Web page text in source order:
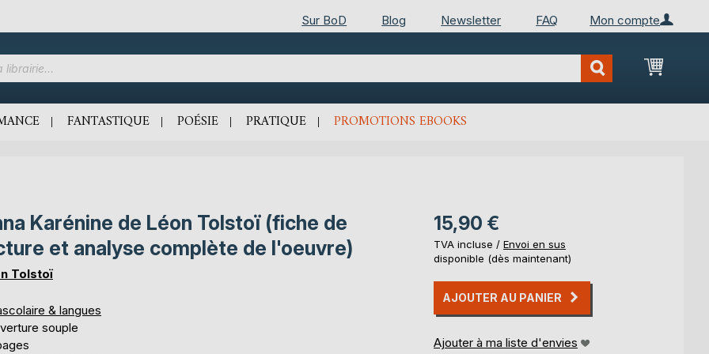
Mon compte
Sur BoD Blog Newsletter FAQ
Mon
FANTASTIQUE POÉSIE PRATIQUE PROMOTIONS EBOOKS
Karénine de Léon Tolstoï (fiche de
et analyse complète de l'oeuvre)
Tolstoï
& langues
souple
15,90 €
TVA incluse / Envoi en sus
disponible (dès maintenant)
AJOUTER AU PANIER
Ajouter à ma liste d'envies